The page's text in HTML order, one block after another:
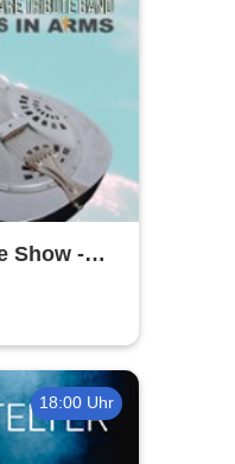
Show -
18:00 Uhr